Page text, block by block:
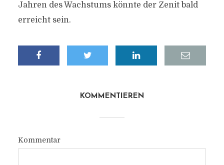
Jahren des Wachstums könnte der Zenit bald
erreicht sein.
KOMMENTIEREN
Kommentar